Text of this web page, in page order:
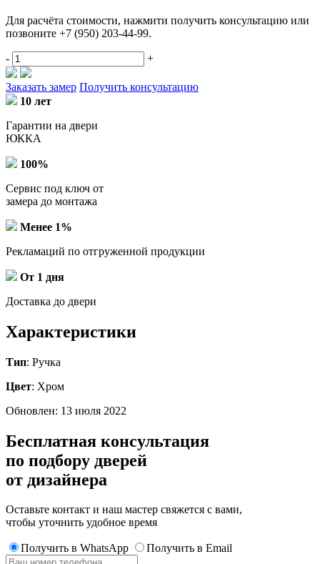
Для расчёта стоимости, нажмити получить консультацию или
позвоните +7 (950) 203-44-99.
- +
Заказать замер Получить консультацию
10 лет
Гарантии на двери
ЮККА
100%
Сервис под ключ от
замера до монтажа
Менее 1%
Рекламаций по отгруженной продукции
От 1 дня
Доставка до двери
Характеристики
Тип: Ручка
Цвет: Хром
Обновлен: 13 июля 2022
Бесплатная консультация
по подбору дверей
от дизайнера
Оставьте контакт и наш мастер свяжется с вами,
чтобы уточнить удобное время
Получить в WhatsApp Получить в Email